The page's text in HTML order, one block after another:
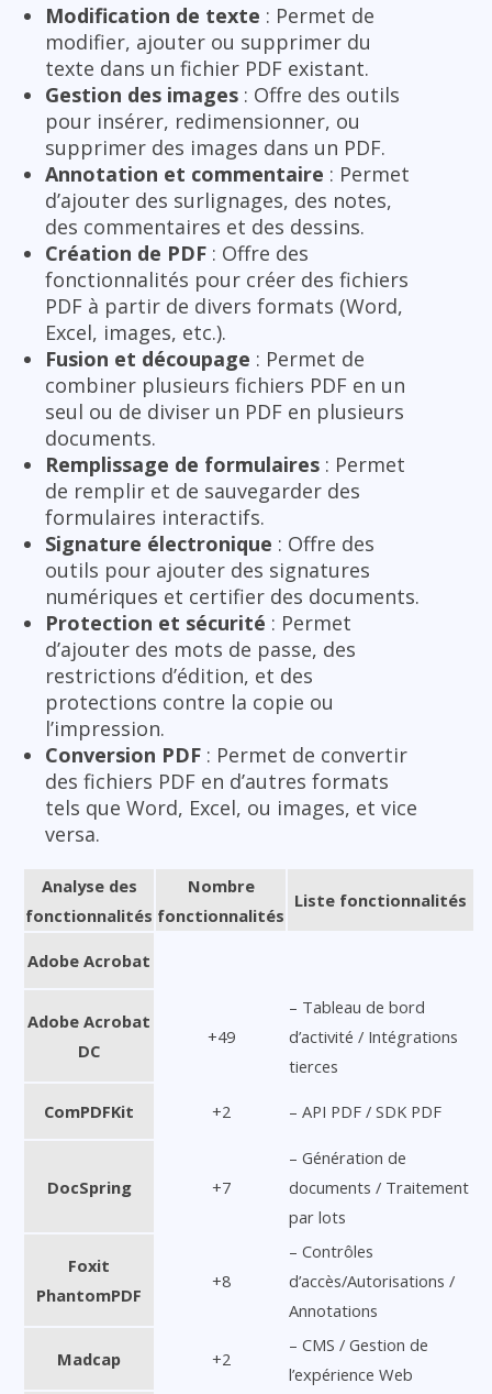
Modification de texte : Permet de
modifier, ajouter ou supprimer du
texte dans un fichier PDF existant.
Gestion des images : Offre des outils
pour insérer, redimensionner, ou
supprimer des images dans un PDF.
Annotation et commentaire : Permet
d’ajouter des surlignages, des notes,
des commentaires et des dessins.
Création de PDF : Offre des
fonctionnalités pour créer des fichiers
PDF à partir de divers formats (Word,
Excel, images, etc.).
Fusion et découpage : Permet de
combiner plusieurs fichiers PDF en un
seul ou de diviser un PDF en plusieurs
documents.
Remplissage de formulaires : Permet
de remplir et de sauvegarder des
formulaires interactifs.
Signature électronique : Offre des
outils pour ajouter des signatures
numériques et certifier des documents.
Protection et sécurité : Permet
d’ajouter des mots de passe, des
restrictions d’édition, et des
protections contre la copie ou
l’impression.
Conversion PDF : Permet de convertir
des fichiers PDF en d’autres formats
tels que Word, Excel, ou images, et vice
versa.
Analyse des
fonctionnalités
Nombre
fonctionnalités
Liste fonctionnalités
Adobe Acrobat
Adobe Acrobat
DC
+49
– Tableau de bord
d’activité / Intégrations
tierces
ComPDFKit +2 – API PDF / SDK PDF
DocSpring +7
– Génération de
documents / Traitement
par lots
Foxit
PhantomPDF
+8
– Contrôles
d’accès/Autorisations /
Annotations
Madcap +2
– CMS / Gestion de
l’expérience Web